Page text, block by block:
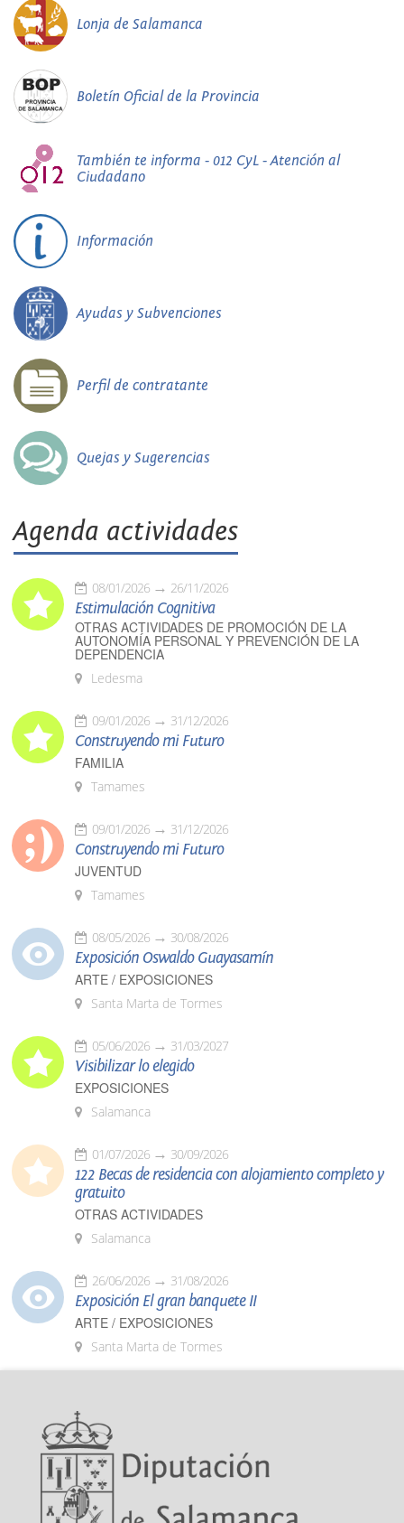
Lonja de Salamanca
Boletín Oficial de la Provincia
También te informa - 012 CyL - Atención al
Ciudadano
Información
Ayudas y Subvenciones
Perfil de contratante
Quejas y Sugerencias
Agenda actividades
08/01/2026 26/11/2026
Estimulación Cognitiva
OTRAS ACTIVIDADES DE PROMOCIÓN DE LA
AUTONOMÍA PERSONAL Y PREVENCIÓN DE LA
DEPENDENCIA
Ledesma
09/01/2026 31/12/2026
Construyendo mi Futuro
FAMILIA
Tamames
09/01/2026 31/12/2026
Construyendo mi Futuro
JUVENTUD
Tamames
08/05/2026 30/08/2026
Exposición Oswaldo Guayasamín
ARTE / EXPOSICIONES
Santa Marta de Tormes
05/06/2026 31/03/2027
Visibilizar lo elegido
EXPOSICIONES
Salamanca
01/07/2026 30/09/2026
122 Becas de residencia con alojamiento completo y
gratuito
OTRAS ACTIVIDADES
Salamanca
26/06/2026 31/08/2026
Exposición El gran banquete II
ARTE / EXPOSICIONES
Santa Marta de Tormes